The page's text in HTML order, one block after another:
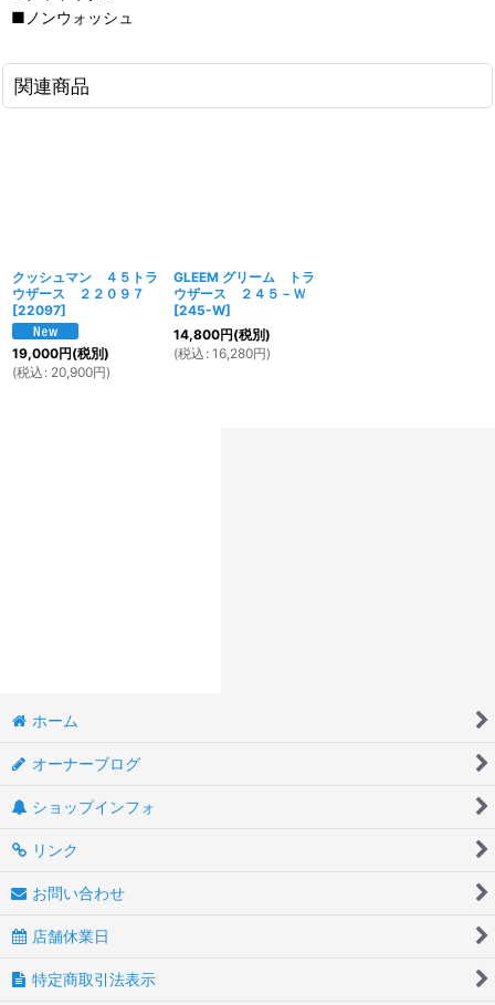
■ノンウォッシュ
関連商品
クッシュマン ４５トラ
ウザース ２２０９７
[22097]
19,000円(税別)
(税込 : 20,900円)
GLEEM グリーム トラ
ウザース ２４５－Ｗ
[245-W]
14,800円(税別)
(税込 : 16,280円)
ホーム
オーナーブログ
ショップインフォ
リンク
お問い合わせ
店舗休業日
特定商取引法表示